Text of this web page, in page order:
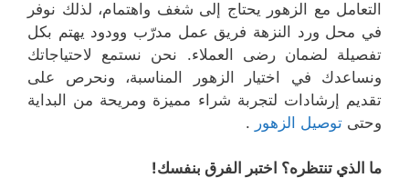
التعامل مع الزهور يحتاج إلى شغف واهتمام، لذلك نوفر
في محل ورد النزهة فريق عمل مدرّب وودود يهتم بكل
تفصيلة لضمان رضى العملاء. نحن نستمع لاحتياجاتك
ونساعدك في اختيار الزهور المناسبة، ونحرص على
تقديم إرشادات لتجربة شراء مميزة ومريحة من البداية
وحتى توصيل الزهور .
ما الذي تنتظره؟ اختبر الفرق بنفسك!